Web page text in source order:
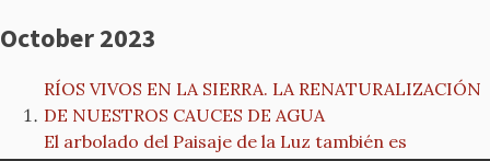
October 2023
RÍOS VIVOS EN LA SIERRA. LA RENATURALIZACIÓN
DE NUESTROS CAUCES DE AGUA
El arbolado del Paisaje de la Luz también es